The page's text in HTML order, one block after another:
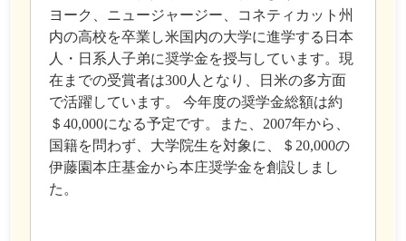
ヨーク、ニュージャージー、コネティカット州
内の高校を卒業し米国内の大学に進学する日本
人・日系人子弟に奨学金を授与しています。現
在までの受賞者は300人となり、日米の多方面
で活躍しています。 今年度の奨学金総額は約
＄40,000になる予定です。また、2007年から、
国籍を問わず、大学院生を対象に、＄20,000の
伊藤園本庄基金から本庄奨学金を創設しまし
た。